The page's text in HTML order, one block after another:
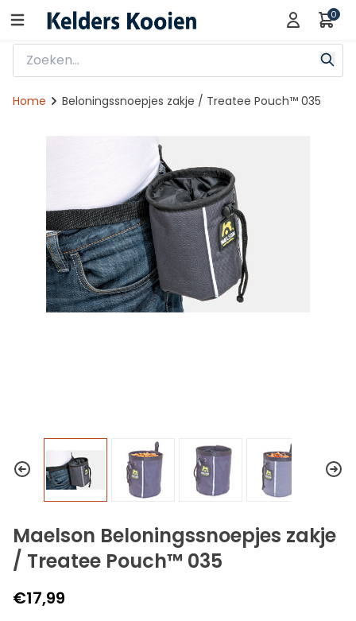
0
Home Beloningssnoepjes zakje / Treatee Pouch™ 035
Maelson Beloningssnoepjes zakje
/ Treatee Pouch™ 035
€17,99